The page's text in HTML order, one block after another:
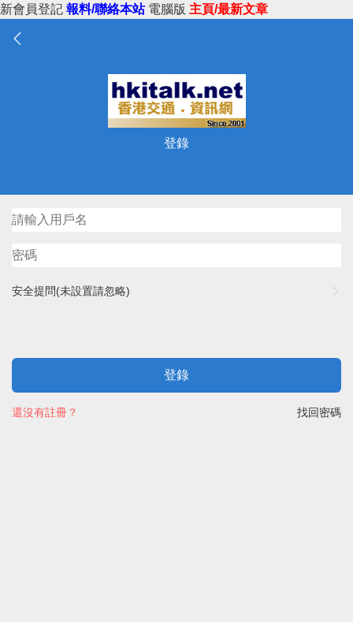
新會員登記 報料/聯絡本站 電腦版 主頁/最新文章
登錄
安全提問(未設置請忽略)
登錄
找回密碼
還沒有註冊？